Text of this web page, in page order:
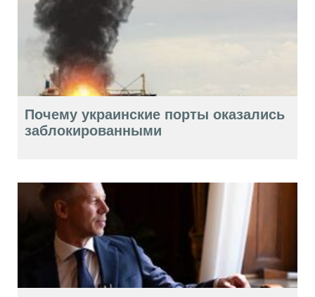
Почему украинские порты оказались
заблокированными